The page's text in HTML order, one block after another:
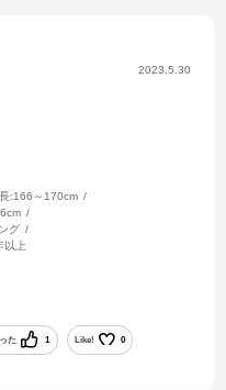
2023.5.30
:166～170cm
グ
以上
た 1 Like! 0